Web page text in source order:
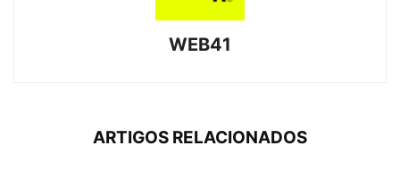
WEB41
ARTIGOS RELACIONADOS